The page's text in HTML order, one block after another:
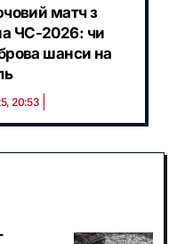
матч з
ЧС-2026: чи
шанси на
20:53